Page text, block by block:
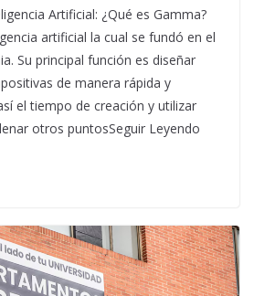
Artificial: ¿Qué es Gamma?
artificial la cual se fundó en el
Su principal función es diseñar
de manera rápida y
el tiempo de creación y utilizar
otros puntosSeguir Leyendo